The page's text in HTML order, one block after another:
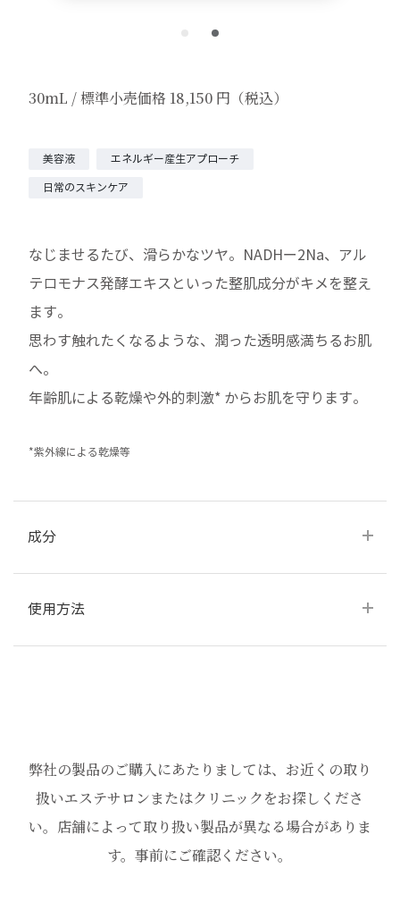
30mL / 標準小売価格 18,150 円（税込）
美容液 エネルギー産生アプローチ
日常のスキンケア
なじませるたび、滑らかなツヤ。NADHー2Na、アル
テロモナス発酵エキスといった整肌成分がキメを整え
ます。
思わす触れたくなるような、潤った透明感満ちるお肌
へ。
年齢肌による乾燥や外的刺激* からお肌を守ります。
*紫外線による乾燥等
成分
水、ＢＧ、グリセリン、カルノシン、パンテノール、エトキ
シジグリコール、シトルリン、パンテニルエチル、ＮＡＤＨ
－１０、クエン酸、センチフォリアバラ花油、１，２－ヘキ
サンジオール、フェノキシエタノール
使用方法
＊目元の使用も可能です（目の中に入らないようにご注意く
お肌に合わないときは、水もしくはぬるま湯で洗い流しご使
用をおやめください。
弊社の製品のご購入にあたりましては、お近くの取り
扱いエステサロンまたはクリニックをお探しくださ
い。 店舗によって取り扱い製品が異なる場合がありま
す。事前にご確認ください。